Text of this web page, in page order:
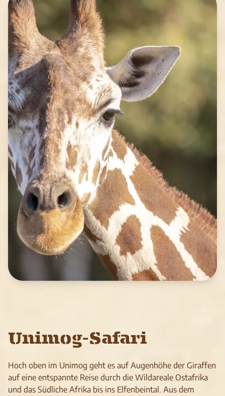
Unimog-Safari
Hoch oben im Unimog geht es auf Augenhöhe der Giraffen
auf eine entspannte Reise durch die Wildareale Ostafrika
und das Südliche Afrika bis ins Elfenbeintal. Aus dem